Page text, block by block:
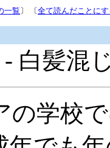
一覧 〕 〔全て読んだことに
- 白髪混
の学校